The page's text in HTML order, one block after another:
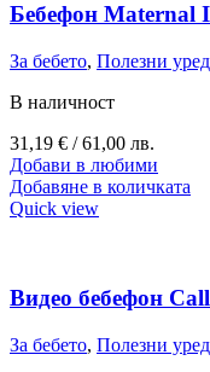
Бебефон Maternal
За бебето, Полезни
В наличност
31,19 € / 61,00 лв.
Добави в любими
Добавяне в количката
Quick view
Видео бебефон
За бебето, Полезни